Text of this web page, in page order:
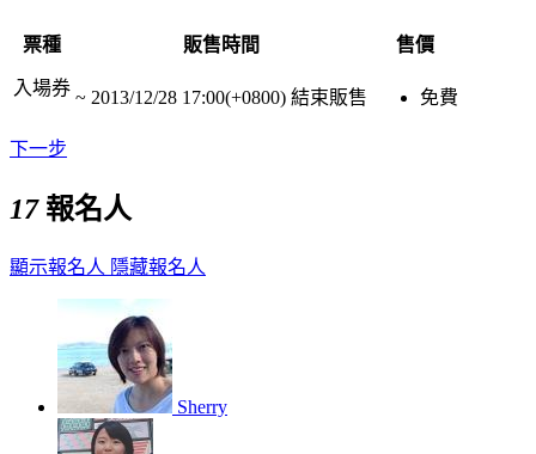
票種 販售時間 售價
入場券 ~ 2013/12/28 17:00(+0800) 結束販售 免費
下一步
17報名人
顯示報名人 隱藏報名人
Sherry